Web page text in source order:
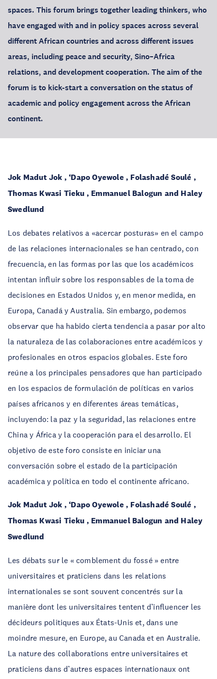
spaces. This forum brings together leading thinkers, who
have engaged with and in policy spaces across several
different African countries and across different issues
areas, including peace and security, Sino–Africa
relations, and development cooperation. The aim of the
forum is to kick-start a conversation on the status of
academic and policy engagement across the African
continent.
Jok Madut Jok , ‘Dapo Oyewole , Folashadé Soulé ,
Thomas Kwasi Tieku , Emmanuel Balogun and Haley
Swedlund
Los debates relativos a «acercar posturas» en el campo
de las relaciones internacionales se han centrado, con
frecuencia, en las formas por las que los académicos
intentan influir sobre los responsables de la toma de
decisiones en Estados Unidos y, en menor medida, en
Europa, Canadá y Australia. Sin embargo, podemos
observar que ha habido cierta tendencia a pasar por alto
la naturaleza de las colaboraciones entre académicos y
profesionales en otros espacios globales. Este foro
reúne a los principales pensadores que han participado
en los espacios de formulación de políticas en varios
países africanos y en diferentes áreas temáticas,
incluyendo: la paz y la seguridad, las relaciones entre
China y África y la cooperación para el desarrollo. El
objetivo de este foro consiste en iniciar una
conversación sobre el estado de la participación
académica y política en todo el continente africano.
Jok Madut Jok , ‘Dapo Oyewole , Folashadé Soulé ,
Thomas Kwasi Tieku , Emmanuel Balogun and Haley
Swedlund
Les débats sur le « comblement du fossé » entre
universitaires et praticiens dans les relations
internationales se sont souvent concentrés sur la
manière dont les universitaires tentent d’influencer les
décideurs politiques aux États-Unis et, dans une
moindre mesure, en Europe, au Canada et en Australie.
La nature des collaborations entre universitaires et
praticiens dans d’autres espaces internationaux ont